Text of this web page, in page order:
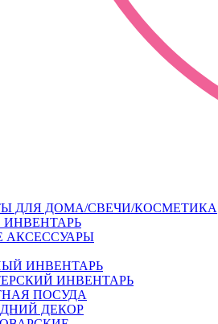
ДЛЯ ДОМА/СВЕЧИ/КОСМЕТИКА
АКСЕССУАРЫ
ИНВЕНТАРЬ
ИНВЕНТАРЬ
ПОСУДА
ДЕКОР